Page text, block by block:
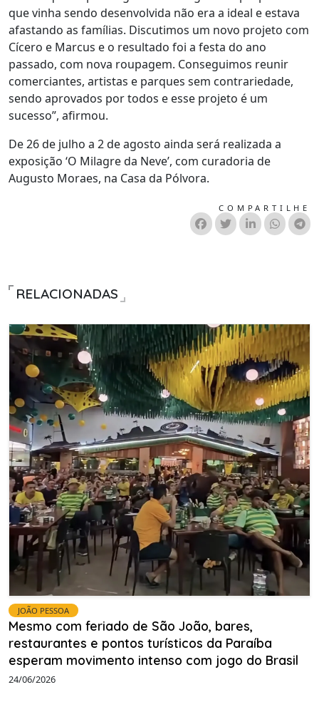
que vinha sendo desenvolvida não era a ideal e estava
afastando as famílias. Discutimos um novo projeto com
Cícero e Marcus e o resultado foi a festa do ano
passado, com nova roupagem. Conseguimos reunir
comerciantes, artistas e parques sem contrariedade,
sendo aprovados por todos e esse projeto é um
sucesso”, afirmou.
De 26 de julho a 2 de agosto ainda será realizada a
exposição ‘O Milagre da Neve’, com curadoria de
Augusto Moraes, na Casa da Pólvora.
COMPARTILHE
RELACIONADAS
JOÃO PESSOA
Mesmo com feriado de São João, bares,
restaurantes e pontos turísticos da Paraíba
esperam movimento intenso com jogo do Brasil
24/06/2026